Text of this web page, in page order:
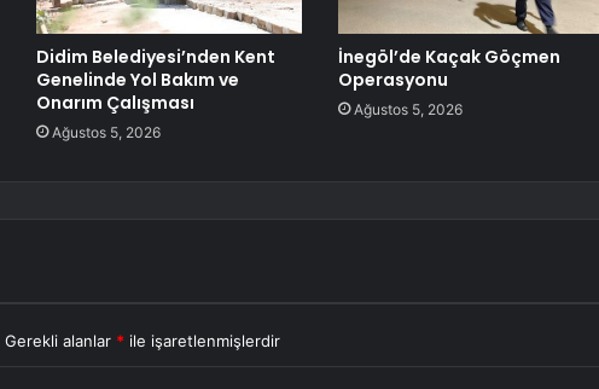
Didim Belediyesi’nden Kent
Genelinde Yol Bakım ve
Onarım Çalışması
Ağustos 5, 2026
İnegöl’de Kaçak Göçmen
Operasyonu
Ağustos 5, 2026
Gerekli alanlar * ile işaretlenmişlerdir